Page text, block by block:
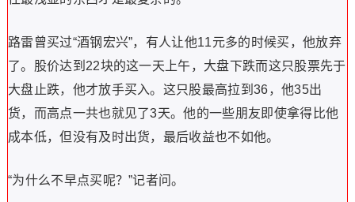
路雷曾买过“酒钢宏兴”，有人让他11元多的时候买，他放弃
了。股价达到22块的这一天上午，大盘下跌而这只股票先于
大盘止跌，他才放手买入。这只股最高拉到36，他35出
货，而高点一共也就见了3天。他的一些朋友即使拿得比他
成本低，但没有及时出货，最后收益也不如他。
“为什么不早点买呢？”记者问。